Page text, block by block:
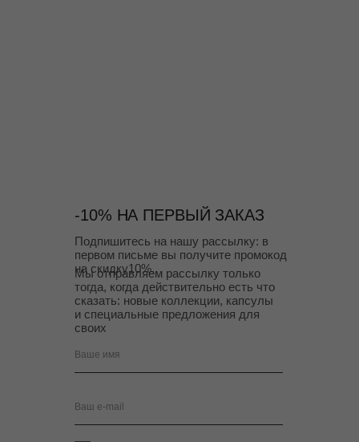
Мы отправляем рассылку только
тогда, когда действительно есть что
сказать: новые коллекции, капсулы
и специальные предложения для
своих
Подпишитесь на нашу рассылку: в
первом письме вы получите промокод
на скидку10%.
-10% НА ПЕРВЫЙ ЗАКАЗ
Ваше имя
Ваш e-mail